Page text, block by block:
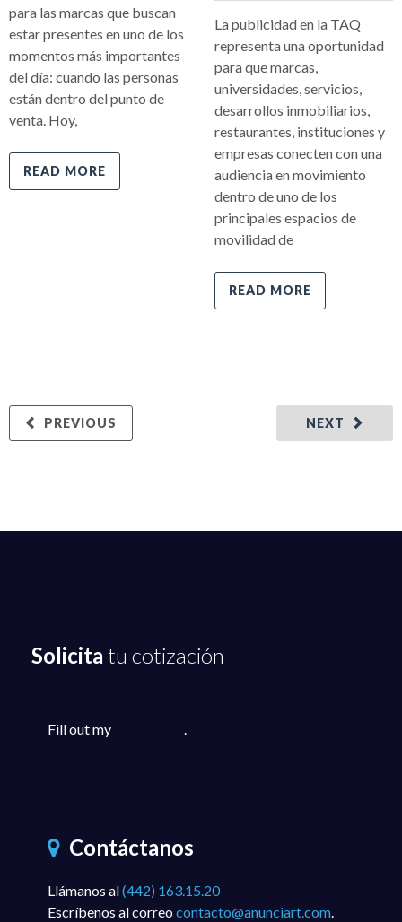
para las marcas que buscan
estar presentes en uno de los
momentos más importantes
del día: cuando las personas
están dentro del punto de
venta. Hoy,
READ MORE
La publicidad en la TAQ
representa una oportunidad
para que marcas,
universidades, servicios,
desarrollos inmobiliarios,
restaurantes, instituciones y
empresas conecten con una
audiencia en movimiento
dentro de uno de los
principales espacios de
movilidad de
READ MORE
NEXT
PREVIOUS
Solicita tu cotización
Fill out my .
Contáctanos
Llámanos al(442) 163.15.20
Escríbenos al correo contacto@anunciart.com.